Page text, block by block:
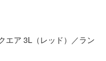
エア 3L（レッド）／ラン